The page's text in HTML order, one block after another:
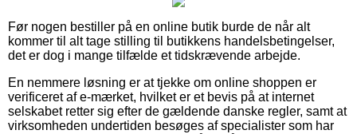
Før nogen bestiller på en online butik burde de når alt
kommer til alt tage stilling til butikkens handelsbetingelser,
det er dog i mange tilfælde et tidskrævende arbejde.
En nemmere løsning er at tjekke om online shoppen er
verificeret af e-mærket, hvilket er et bevis på at internet
selskabet retter sig efter de gældende danske regler, samt at
virksomheden undertiden besøges af specialister som har